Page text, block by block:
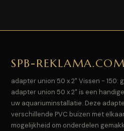
SPB-REKLAMA.COM
adapter union 50 x 2" Vissen - 150:
adapter union 50 x 2" is een
uw aquariuminstallatie. Deze
verschillende PVC buizen met
mogelijkheid om onderdelen